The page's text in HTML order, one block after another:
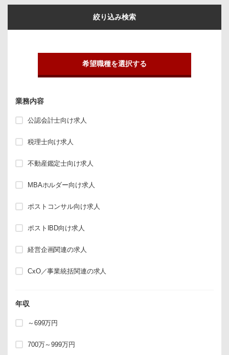
絞り込み検索
希望職種を選択する
業務内容
公認会計士向け求人
税理士向け求人
不動産鑑定士向け求人
MBAホルダー向け求人
ポストコンサル向け求人
ポストIBD向け求人
経営企画関連の求人
CxO／事業統括関連の求人
年収
～699万円
700万～999万円